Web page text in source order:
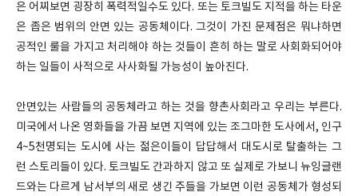
은 어찌보면 굉장히 폭력적일수도 있다. 또는 토크빌도 지적을 하는 타운
은 좁은 범위의 안면 있는 공동체이다. 그것이 가진 문제점은 뭐냐하면
공적인 룰을 가지고 처리해야 하는 것들이 흔히 하는 말로 사회화되어야
하는 일들이 사적으로 사사화될 가능성이 높아진다.
안면있는 사람들의 공동체라고 하는 것을 향촌사회라고 우리는 부른다.
미국에서 나온 영화들을 가끔 보면 지역에 있는 조그마한 도사에서, 인구
4~5천명되는 도시에 사는 젊은이들이 답답해서 대도시로 탈출하는 그
런 스토리들이 있다. 토크빌도 간과하지 않고 또 실제로 가보니 뉴잉글랜
드와는 다르게 남서부의 새로 생긴 주들을 가보면 이런 공동체가 형성되